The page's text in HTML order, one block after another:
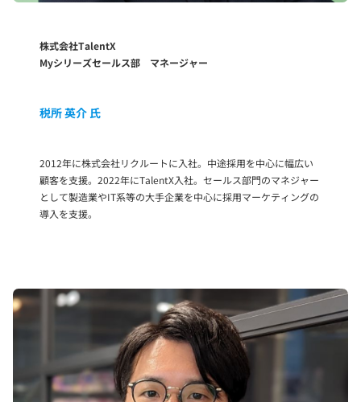
株式会社TalentX
Myシリーズセールス部 マネージャー
税所 英介 氏
2012年に株式会社リクルートに入社。中途採用を中心に幅広い
顧客を支援。2022年にTalentX入社。セールス部門のマネジャー
として製造業やIT系等の大手企業を中心に採用マーケティングの
導入を支援。